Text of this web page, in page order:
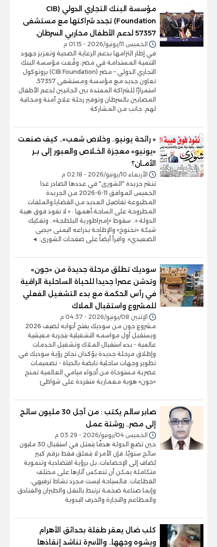
مؤسسة البنك التجاري الدولي (CIB
Foundation) تجدد شراكتها مع مستشفى
57357 لدعم الأطفال محاربي السرطان.
الخميس 11/يونيو/2026 - 01:15 م
في إطار التزامها بدعم الرعاية الصحية وتعزيز جهود
التنمية المستدامة في مصر، وقّعت مؤسسة البنك
التجاري الدولي – مصر (CIB Foundation) بروتوكول
تعاون جديد مع مؤسسة ومستشفى 57357،
استمرارًا للشراكة الممتدة بين الجانبين لدعم الأطفال
المصابين بالسرطان وتوفير رحلة علاج آمنة ومجانية
لهم. جانب من المشاركة
« رائحة يونيو.. وخلاص شعب».. كيف صنعت
«يونيو» معجزة الخـلاص والعبور إلى بـر
الأمـان؟
الأربعاء 10/يونيو/2026 - 02:18 م
تنشر جريدة "الشورى" في عددها الصادر غدا
الخميس الموافق 11-6-2026 من الجريدة
المطبوعة تفاصيل العديد من القضايا،والملفات
المطروحة على الساحة،أهمها : « لا نفوذ فوق هيبة
الدولة ».. سقوط «إمبراطورية البلطجة».. وتفكيك
شبكة «نخنوخ» والإطاحة بذراعه اليمنى «يحيى
الصعيدي». واقرأ أيضاً على صفحات الشورى: ◄
سوديك تطلق مرحلة جديدة من «جون»
وتدشن عصرا جديدا للحياة الساحلية الراقية
في رأس الحكمة مع بدء التشغيل الفعلي
للمشروع واستقبال الملاك
الإثنين 08/يونيو/2026 - 04:37 م
مشروع جون من سوديك يفتح أبوابه لصيف 2026
ويستقبل أول مواسمه التشغيلية بتجربة معيشية
عالمية - بدء استقبال الملاك وتشغيل الخدمات
وإطلاق مرحلة جديدة يؤكدان نجاح رؤية سوديك في
تطوير وجهات ساحلية نابضة بالحياة - تصميمات
عصرية مستوحاة من أجواء ميامي العالمية تمنح
«جون» هوية معمارية متفردة على شواطئ
صابر سالم يكتب : من أجل 30 مليون سائح
إلى مصر.. روشتة عمل
الخميس 04/يونيو/2026 - 03:29 م
حين تضع الدولة هدفًا يتمثل في استقبال 30 مليون
سائح سنويًا، فإن الأمر لا يتعلق فقط برقم كبير
يُضاف إلى الإحصاءات، بل برؤية اقتصادية وتنموية
متكاملة يمكن أن تنعكس آثارها على مختلف
القطاعات. فالسياحة ليست مجرد نشاط ترفيهي،
وإنما صناعة ضخمة ترتبط بالنقل والطيران والفنادق
والمطاعم والتجارة والحرف اليدوية
كلب ضال يعقر طفلة بحدائق الأهرام
ويشوه وجهها.. والأسرة تناشد إنقاذها